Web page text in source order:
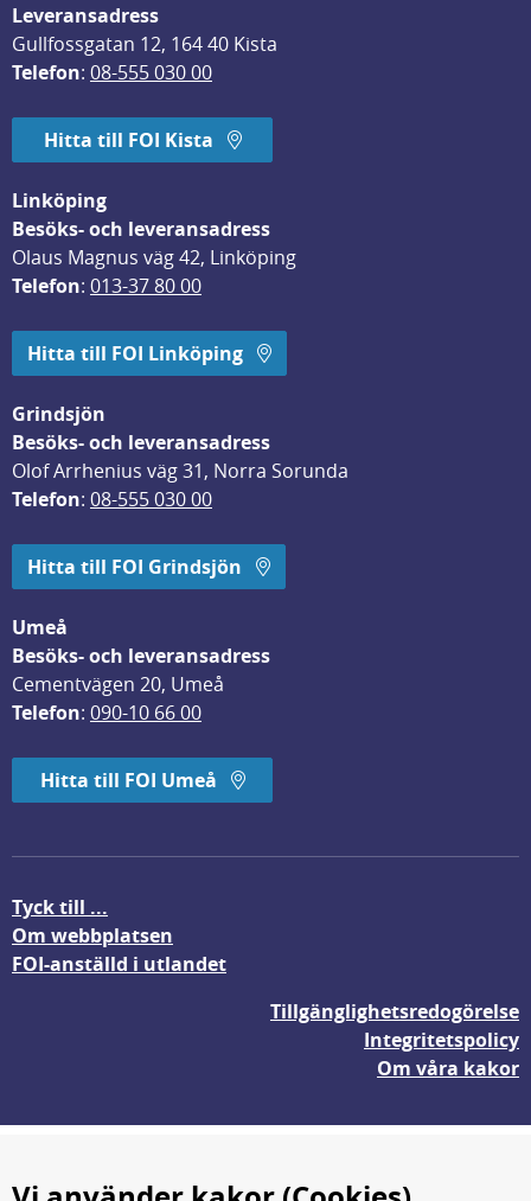
Leveransadress
Gullfossgatan 12, 164 40 Kista
Telefon: 08-555 030 00
Hitta till FOI Kista
Linköping
Besöks- och leveransadress
Olaus Magnus väg 42, Linköping
Telefon: 013-37 80 00
Hitta till FOI Linköping
Grindsjön
Besöks- och leveransadress
Olof Arrhenius väg 31, Norra Sorunda
Telefon: 08-555 030 00
Hitta till FOI Grindsjön
Umeå
Besöks- och leveransadress
Cementvägen 20, Umeå
Telefon: 090-10 66 00
Hitta till FOI Umeå
Tyck till ...
Om webbplatsen
FOI-anställd i utlandet
Tillgänglighetsredogörelse
Integritetspolicy
Om våra kakor